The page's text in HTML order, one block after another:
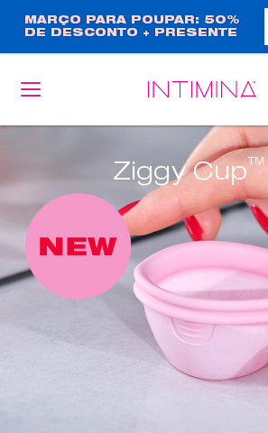
para
o
conteúdo
principal
MARÇO PARA POUPAR: 50%
DE DESCONTO + PRESENTE
Ziggy Cup™